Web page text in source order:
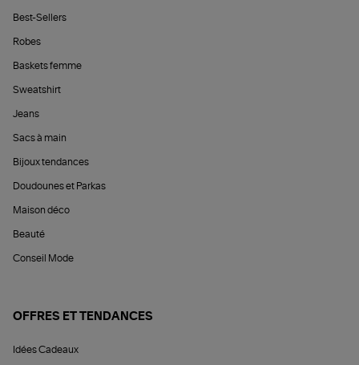
Best-Sellers
Robes
Baskets femme
Sweatshirt
Jeans
Sacs à main
Bijoux tendances
Doudounes et Parkas
Maison déco
Beauté
Conseil Mode
OFFRES ET TENDANCES
Idées Cadeaux